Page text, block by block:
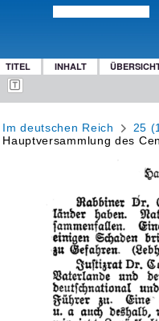
TITEL INHALT
Im deutschen Reich
25
Hauptversammlung des